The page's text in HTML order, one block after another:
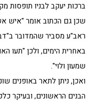
ברכות יעקב לבניו תופסות
שכן גם הכתוב אומר "איש
ראב"ע מסביר שהמדובר
באחרית הימים, ולכן "תעו
שמעון ולוי".
ואכן, ניתן לתאר באופנים
הבנים הראשונים, ובעיקר